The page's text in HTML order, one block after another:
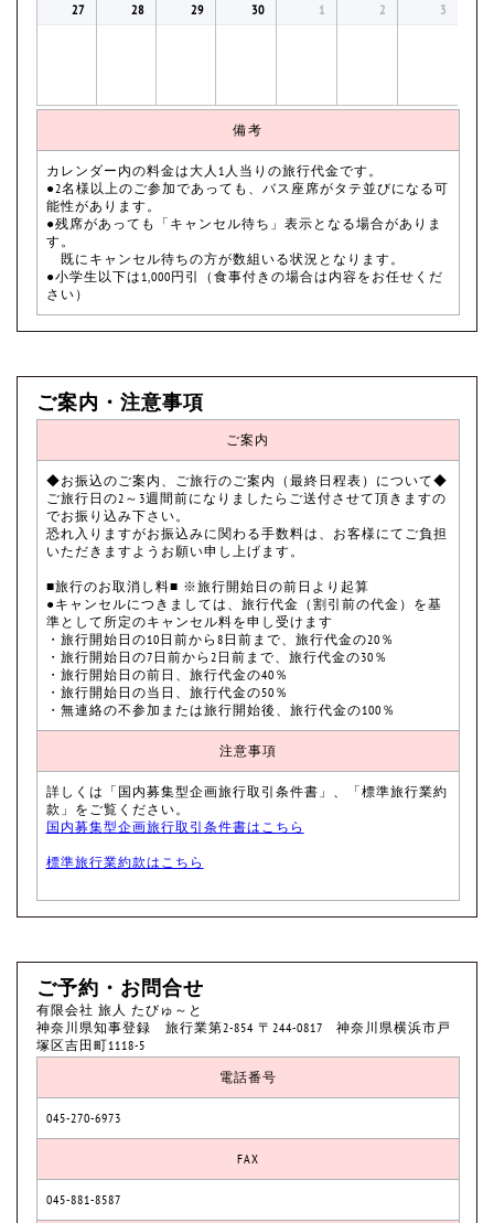
27 28 29 30 1 2 3
備考
カレンダー内の料金は大人1人当りの旅行代金です。
●2名様以上のご参加であっても、バス座席がタテ並びになる可
能性があります。
●残席があっても「キャンセル待ち」表示となる場合がありま
す。
既にキャンセル待ちの方が数組いる状況となります。
●小学生以下は1,000円引（食事付きの場合は内容をお任せくだ
さい）
ご案内・注意事項
ご案内
◆お振込のご案内、ご旅行のご案内（最終日程表）について◆
ご旅行日の2～3週間前になりましたらご送付させて頂きますの
でお振り込み下さい。
恐れ入りますがお振込みに関わる手数料は、お客様にてご負担
いただきますようお願い申し上げます。
■旅行のお取消し料■ ※旅行開始日の前日より起算
●キャンセルにつきましては、旅行代金（割引前の代金）を基
準として所定のキャンセル料を申し受けます
・旅行開始日の10日前から8日前まで、旅行代金の20％
・旅行開始日の7日前から2日前まで、旅行代金の30％
・旅行開始日の前日、旅行代金の40％
・旅行開始日の当日、旅行代金の50％
・無連絡の不参加または旅行開始後、旅行代金の100％
注意事項
詳しくは「国内募集型企画旅行取引条件書」、「標準旅行業約
款」をご覧ください。
国内募集型企画旅行取引条件書はこちら
標準旅行業約款はこちら
ご予約・お問合せ
有限会社 旅人 たびゅ～と
神奈川県知事登録 旅行業第2-854 〒244-0817 神奈川県横浜市戸
塚区吉田町1118-5
電話番号
045-270-6973
FAX
045-881-8587